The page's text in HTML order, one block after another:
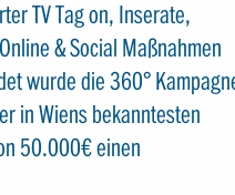
TV Tag on, Inserate,
& Social Maßnahmen
wurde die 360°
in Wiens bekanntesten
50.000€ einen